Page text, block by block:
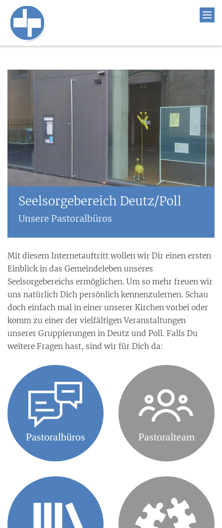
Seelsorgebereich Deutz/Poll
Unsere Pastoralbüros
Mit diesem Internetauftritt wollen wir Dir einen ersten
Einblick in das Gemeindeleben unseres
Seelsorgebereichs ermöglichen. Um so mehr freuen wir
uns natürlich Dich persönlich kennenzulernen. Schau
doch einfach mal in einer unserer Kirchen vorbei oder
komm zu einer der vielfältigen Veranstaltungen
unserer Gruppierungen in Deutz und Poll. Falls Du
weitere Fragen hast, sind wir für Dich da: